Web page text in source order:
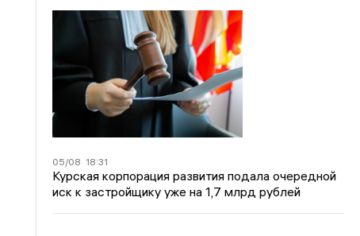
05/08 18:31
Курская корпорация развития подала очередной
иск к застройщику уже на 1,7 млрд рублей